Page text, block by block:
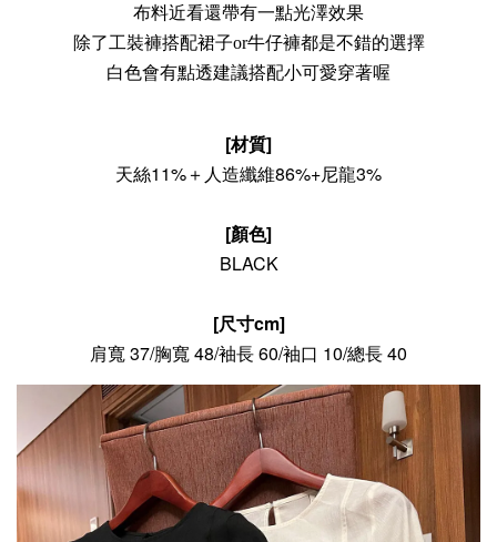
布料近看還帶有一點光澤效果
除了工裝褲搭配裙子or牛仔褲都是不錯的選擇
白色會有點透建議搭配小可愛穿著喔
[材質]
天絲11%＋人造纖維86%+尼龍3%
[顏色]
BLACK
[尺寸cm]
肩寬 37/胸寬 48/袖長 60/袖口 10/總長 40